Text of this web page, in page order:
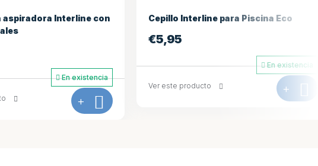
para Piscina Eco
+
Cepillo de piscina Interline Deluxe Alu
En existencia
+